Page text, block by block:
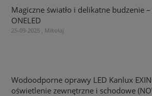
Magiczne światło i delikatne budzenie
ONELED
25-09-2025 , Mikołaj
Wodoodporne oprawy LED Kanlux
oświetlenie zewnętrzne i schodowe